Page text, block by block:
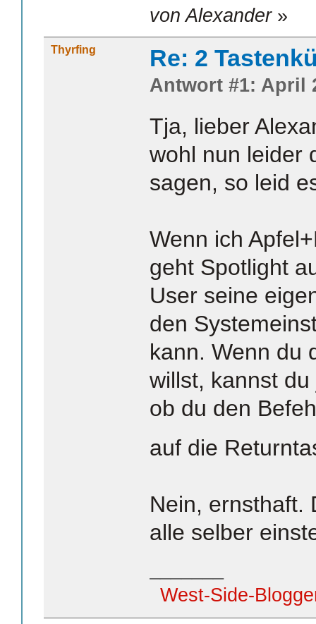
von Alexander»
Thyrfing Re: 2
Antwort #1: April
Tja, lieber
wohl nun leider
sagen, so leid
Wenn ich
geht Spotlight
User seine
den
kann. Wenn du
willst, kannst
ob du den
auf die
Nein, ernsthaft.
alle selber
West-Side-